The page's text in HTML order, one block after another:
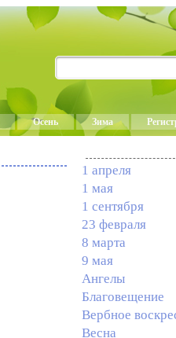
Осень Зима
1 апреля
1 мая
1 сентября
23 февраля
8 марта
9 мая
Ангелы
Благовещение
Вербное
Весна